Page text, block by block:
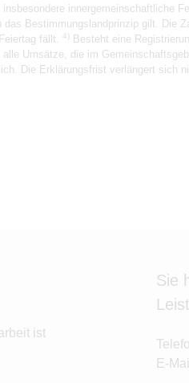
innergemeinschaftliche
Bestimmungslandprinzip gilt.
fällt.
4)
Besteht eine
Umsätze, die im
Die Erklärungsfrist verlängert sich
ist
Sie
E-